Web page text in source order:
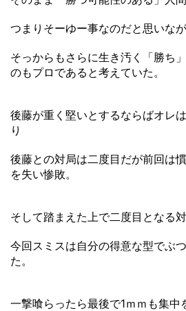
つまりそーゆー事なのだと思いな
そっからもさらに生き汚く「勝ち
のもプロであると考えていた。
後藤が重く堅いとするならばオレ
り
後藤との対局は二度目だが前回は
を失い惨敗。
そして踏まえた上で二度目となる
今回スミスは自分の得意な型でぶ
た。
一撃喰らったら最後で1ｍｍも集中